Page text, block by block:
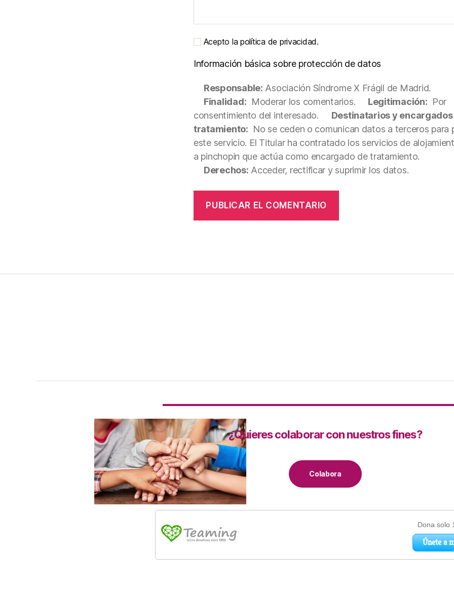
Acepto la política de privacidad.
Información básica sobre protección de datos
Responsable: Asociación Síndrome X Frágil de Madrid.
Finalidad: Moderar los comentarios. Legitimación: Por
consentimiento del interesado.
Destinatarios y
tratamiento: No se ceden o comunican datos a terceros para
este servicio. El Titular ha contratado los servicios de
a pinchopin que actúa como encargado de tratamiento.
Derechos: Acceder, rectificar y suprimir los datos.
¿Quieres colaborar con nuestros fines?
Colabora